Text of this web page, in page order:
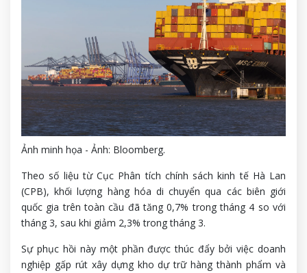
Ảnh minh họa - Ảnh: Bloomberg.
Theo số liệu từ Cục Phân tích chính sách kinh tế Hà Lan
(CPB), khối lượng hàng hóa di chuyển qua các biên giới
quốc gia trên toàn cầu đã tăng 0,7% trong tháng 4 so với
tháng 3, sau khi giảm 2,3% trong tháng 3.
Sự phục hồi này một phần được thúc đẩy bởi việc doanh
nghiệp gấp rút xây dựng kho dự trữ hàng thành phẩm và